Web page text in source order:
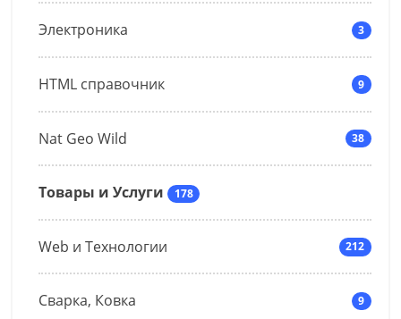
Электроника 3
HTML справочник 9
Nat Geo Wild 38
Товары и Услуги 178
Web и Технологии 212
Сварка, Ковка 9